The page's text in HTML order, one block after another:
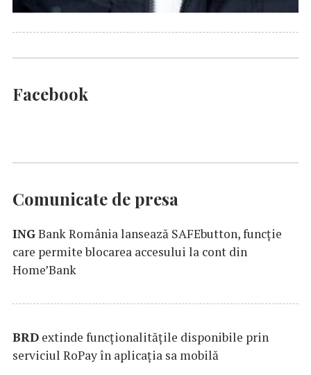
Facebook
Comunicate de presa
INGBank România lansează SAFEbutton, funcţie
care permite blocarea accesului la cont din
Home’Bank
BRD extinde funcţionalităţile disponibile prin
serviciul RoPay în aplicaţia sa mobilă